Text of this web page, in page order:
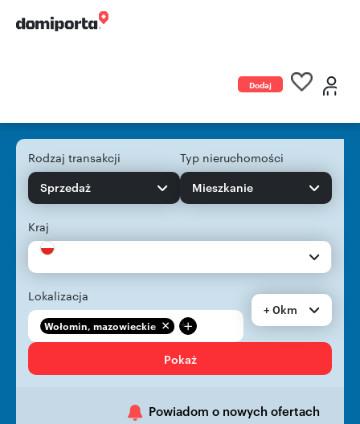
Dodaj
Rodzaj transakcji
Sprzedaż
Typ nieruchomości
Mieszkanie
Kraj
Lokalizacja
Wołomin, mazowieckie +
+ 0km
Pokaż
Powiadom o nowych ofertach